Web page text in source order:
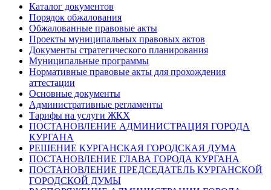
Каталог документов
Порядок обжалования
Обжалованные правовые акты
Проекты муниципальных правовых актов
Документы стратегического планирования
Муниципальные программы
Нормативные правовые акты для прохождения
аттестации
Основные документы
Административные регламенты
Тарифы на услуги ЖКХ
ПОСТАНОВЛЕНИЕ АДМИНИСТРАЦИЯ ГОРОДА
КУРГАНА
РЕШЕНИЕ КУРГАНСКАЯ ГОРОДСКАЯ ДУМА
ПОСТАНОВЛЕНИЕ ГЛАВА ГОРОДА КУРГАНА
ПОСТАНОВЛЕНИЕ ПРЕДСЕДАТЕЛЬ КУРГАНСКОЙ
ГОРОДСКОЙ ДУМЫ